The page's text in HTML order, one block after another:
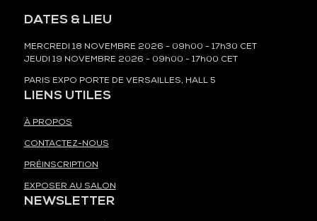
DATES & LIEU
MERCREDI 18 NOVEMBRE 2026 - 09h00 - 17h30 CET
JEUDI 19 NOVEMBRE 2026 - 09h00 - 17h00 CET
PARIS EXPO PORTE DE VERSAILLES, HALL 5
LIENS UTILES
À PROPOS
CONTACTEZ-NOUS
PRÉINSCRIPTION
EXPOSER AU SALON
NEWSLETTER